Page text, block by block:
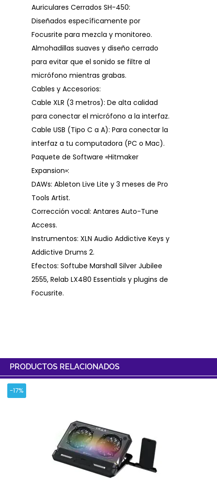
Auriculares Cerrados SH-450:
Diseñados específicamente por
Focusrite para mezcla y monitoreo.
Almohadillas suaves y diseño cerrado
para evitar que el sonido se filtre al
micrófono mientras grabas.
Cables y Accesorios:
Cable XLR (3 metros): De alta calidad
para conectar el micrófono a la interfaz.
Cable USB (Tipo C a A): Para conectar la
interfaz a tu computadora (PC o Mac).
Paquete de Software «Hitmaker
Expansion»:
DAWs: Ableton Live Lite y 3 meses de Pro
Tools Artist.
Corrección vocal: Antares Auto-Tune
Access.
Instrumentos: XLN Audio Addictive Keys y
Addictive Drums 2.
Efectos: Softube Marshall Silver Jubilee
2555, Relab LX480 Essentials y plugins de
Focusrite.
PRODUCTOS RELACIONADOS
-17%